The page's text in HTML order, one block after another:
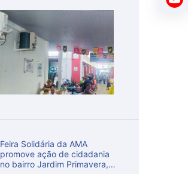
Feira Solidária da AMA
promove ação de cidadania
no bairro Jardim Primavera,